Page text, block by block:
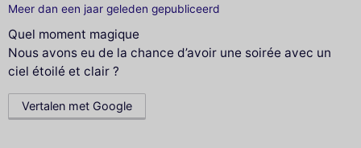
Meer dan een jaar geleden gepubliceerd
Quel moment magique
Nous avons eu de la chance d’avoir une soirée avec un
ciel étoilé et clair ?
Vertalen met Google